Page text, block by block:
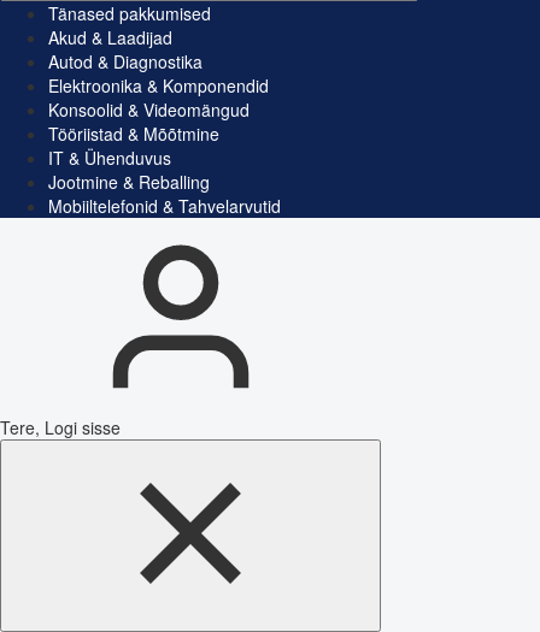
Tänased pakkumised
Akud & Laadijad
Autod & Diagnostika
Elektroonika & Komponendid
Konsoolid & Videomängud
Tööriistad & Mõõtmine
IT & Ühenduvus
Jootmine & Reballing
Mobiiltelefonid & Tahvelarvutid
Tere, Logi sisse